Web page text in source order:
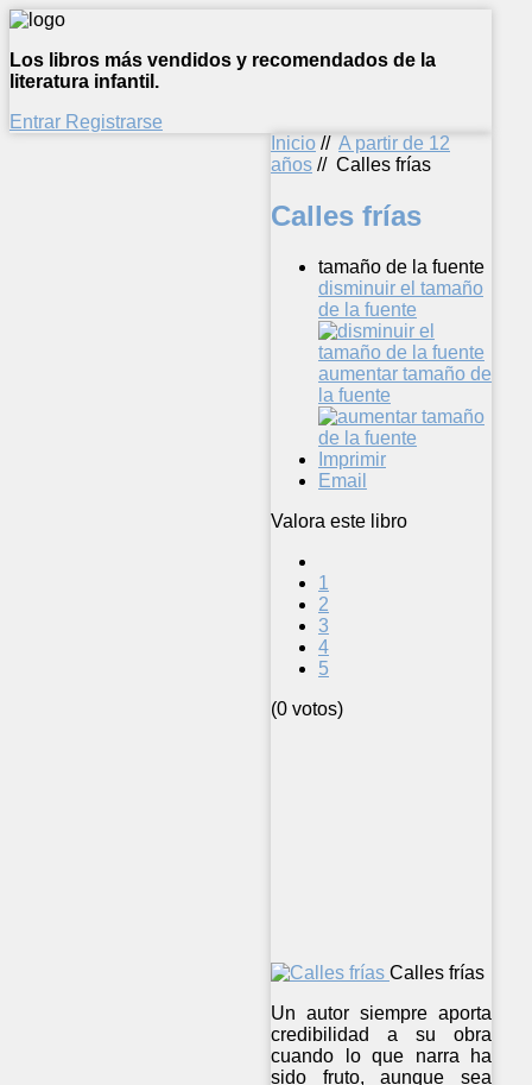
Los libros más vendidos y recomendados de la
literatura infantil.
Entrar Registrarse
Inicio // A partir de 12
años // Calles frías
Calles frías
tamaño de la fuente
disminuir el tamaño
de la fuente
aumentar tamaño de
la fuente
Imprimir
Email
Valora este libro
1
2
3
4
5
(0 votos)
Calles frías
Un autor siempre aporta
credibilidad a su obra
cuando lo que narra ha
sido fruto, aunque sea